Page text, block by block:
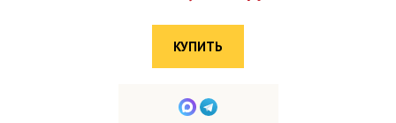
КУПИТЬ